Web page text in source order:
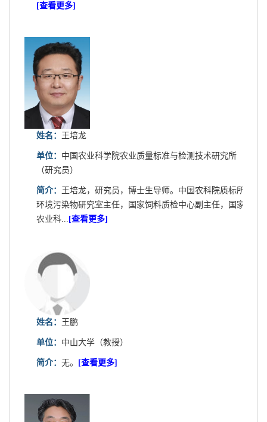
[查看更多]
姓名： 王培龙
单位： 中国农业科学院农业质量标准与检测技术研究所
（研究员）
简介： 王培龙，研究员，博士生导师。中国农科院质标所
环境污染物研究室主任，国家饲料质检中心副主任，国家
农业科... [查看更多]
姓名： 王鹏
单位： 中山大学（教授）
简介： 无。 [查看更多]